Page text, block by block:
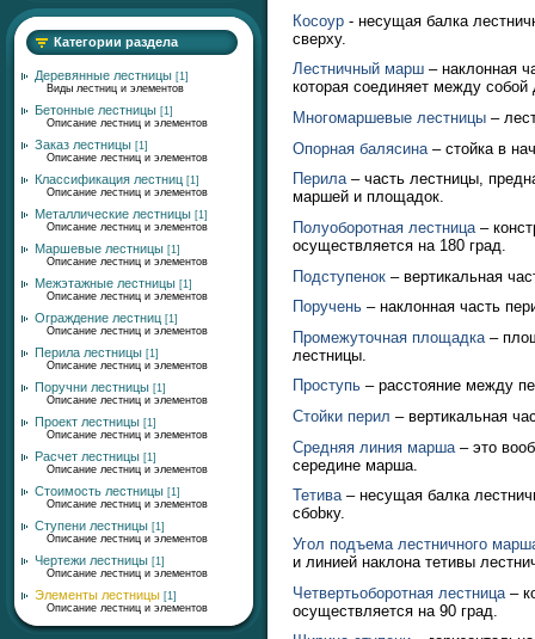
Категории раздела
Деревянные лестницы [1]
Виды лестниц и элементов
Бетонные лестницы [1]
Описание лестниц и элементов
Заказ лестницы [1]
Описание лестниц и элементов
Классификация лестниц [1]
Описание лестниц и элементов
Металлические лестницы [1]
Описание лестниц и элементов
Маршевые лестницы [1]
Описание лестниц и элементов
Межэтажные лестницы [1]
Описание лестниц и элементов
Ограждение лестниц [1]
Описание лестниц и элементов
Перила лестницы [1]
Описание лестниц и элементов
Поручни лестницы [1]
Описание лестниц и элементов
Проект лестницы [1]
Описание лестниц и элементов
Расчет лестницы [1]
Описание лестниц и элементов
Стоимость лестницы [1]
Описание лестниц и элементов
Ступени лестницы [1]
Описание лестниц и элементов
Чертежи лестницы [1]
Описание лестниц и элементов
Элементы лестницы [1]
Описание лестниц и элементов
Косоур - несущая балка
сверху.
Лестничный марш – наклонная
которая соединяет между
Многомаршевые лестницы –
Опорная балясина – стойка в
Перила – часть лестницы,
маршей и площадок.
Полуоборотная лестница –
осуществляется на 180 град.
Подступенок – вертикальная
Поручень – наклонная часть
Промежуточная площадка –
лестницы.
Проступь – расстояние между
Стойки перил – вертикальная
Средняя линия марша – это
середине марша.
Тетива– несущая балка
сбоbку.
Угол подъема лестничного
и линией наклона тетивы
Четвертьоборотная лестница –
осуществляется на 90 град.